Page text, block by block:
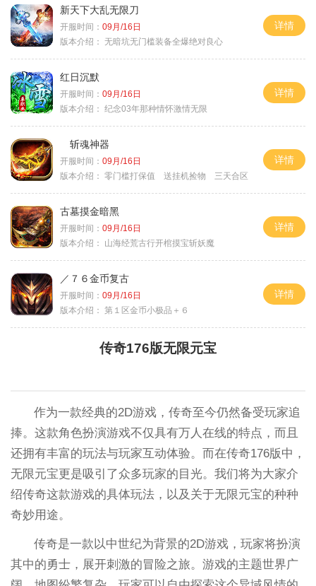
新天下大乱无限刀
开服时间： 09月/16日
版本介绍： 无暗坑无门槛装备全爆绝对良心
详情
红日沉默
开服时间： 09月/16日
版本介绍： 纪念03年那种情怀激情无限
详情
斩魂神器
开服时间： 09月/16日
版本介绍： 零门槛打保值 送挂机捡物 三天合区
详情
古墓摸金暗黑
开服时间： 09月/16日
版本介绍：
山海经荒古行开棺摸宝斩妖魔
详情
／７６金币复古
开服时间： 09月/16日
版本介绍： 第１区金币小极品＋６
详情
传奇176版无限元宝
作为一款经典的2D游戏，传奇至今仍然备受玩家追
捧。这款角色扮演游戏不仅具有万人在线的特点，而且
还拥有丰富的玩法与玩家互动体验。而在传奇176版中，
无限元宝更是吸引了众多玩家的目光。我们将为大家介
绍传奇这款游戏的具体玩法，以及关于无限元宝的种种
奇妙用途。
传奇是一款以中世纪为背景的2D游戏，玩家将扮演
其中的勇士，展开刺激的冒险之旅。游戏的主题世界广